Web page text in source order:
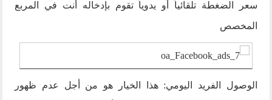
سعر الضغطة تلقائياً أو يدوياً تقوم بإدخاله أنت في المربع
المخصص
الوصول الفريد اليومي: هذا الخيار هو من أجل عدم ظهور